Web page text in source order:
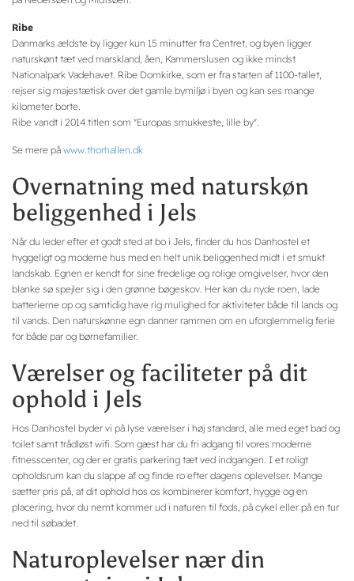
Ribe
Danmarks ældste by ligger kun 15 minutter fra Centret, og byen ligger
naturskønt tæt ved marskland, åen, Kammerslusen og ikke mindst
Nationalpark Vadehavet. Ribe Domkirke, som er fra starten af 1100-tallet,
rejser sig majestætisk over det gamle bymiljø i byen og kan ses mange
kilometer borte.
Ribe vandt i 2014 titlen som "Europas smukkeste, lille by".
Se mere på www.thorhallen.dk
Overnatning med naturskøn
beliggenhed i Jels
Når du leder efter et godt sted at bo i Jels, finder du hos Danhostel et
hyggeligt og moderne hus med en helt unik beliggenhed midt i et smukt
landskab. Egnen er kendt for sine fredelige og rolige omgivelser, hvor den
blanke sø spejler sig i den grønne bøgeskov. Her kan du nyde roen, lade
batterierne op og samtidig have rig mulighed for aktiviteter både til lands og
til vands. Den naturskønne egn danner rammen om en uforglemmelig ferie
for både par og børnefamilier.
Værelser og faciliteter på dit
ophold i Jels
Hos Danhostel byder vi på lyse værelser i høj standard, alle med eget bad og
toilet samt trådløst wifi. Som gæst har du fri adgang til vores moderne
fitnesscenter, og der er gratis parkering tæt ved indgangen. I et roligt
opholdsrum kan du slappe af og finde ro efter dagens oplevelser. Mange
sætter pris på, at dit ophold hos os kombinerer komfort, hygge og en
placering, hvor du nemt kommer ud i naturen til fods, på cykel eller på en tur
ned til søbadet.
Naturoplevelser nær din